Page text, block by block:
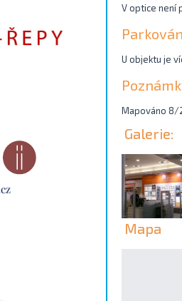
V optice není
U objektu je
Mapováno 8/
Galerie:
Mapa